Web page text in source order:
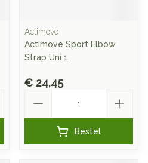
Actimove
Actimove Sport Elbow
Strap Uni 1
€ 24,45
Bestel